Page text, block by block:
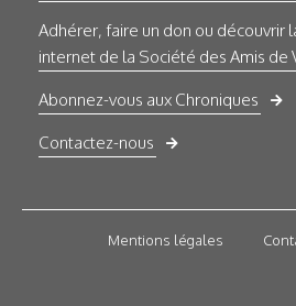
Adhérer, faire un don ou découvrir
internet de la Société des Amis de
Abonnez-vous aux Chroniques
Contactez-nous
Mentions légales